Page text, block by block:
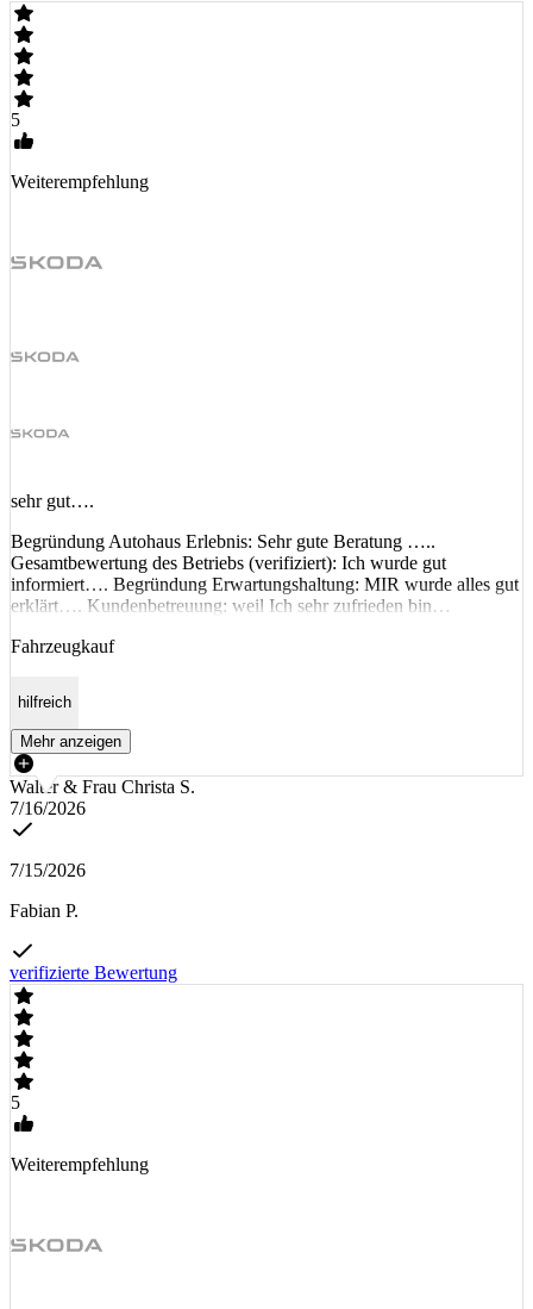
5
Weiterempfehlung
sehr gut….
Begründung Autohaus Erlebnis: Sehr gute Beratung …..
Gesamtbewertung des Betriebs (verifiziert): Ich wurde gut
informiert…. Begründung Erwartungshaltung: MIR wurde alles gut
erklärt…. Kundenbetreuung: weil Ich sehr zufrieden bin…
Fahrzeugkauf
hilfreich
Mehr anzeigen
Walter & Frau Christa S.
7/16/2026
7/15/2026
Fabian P.
verifizierte Bewertung
5
Weiterempfehlung